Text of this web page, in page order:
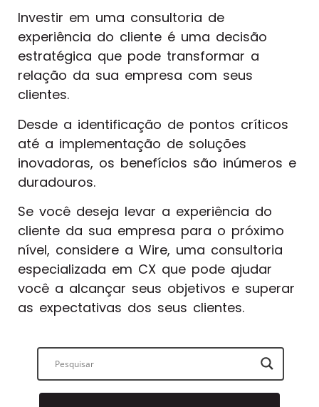
Investir em uma consultoria de
experiência do cliente é uma decisão
estratégica que pode transformar a
relação da sua empresa com seus
clientes.
Desde a identificação de pontos críticos
até a implementação de soluções
inovadoras, os benefícios são inúmeros e
duradouros.
Se você deseja levar a experiência do
cliente da sua empresa para o próximo
nível, considere a Wire, uma consultoria
especializada em CX que pode ajudar
você a alcançar seus objetivos e superar
as expectativas dos seus clientes.